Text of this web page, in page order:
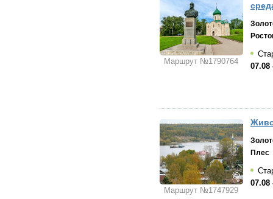
Маршрут №1790764
07.08
Маршрут №1747929
Плес
07.08